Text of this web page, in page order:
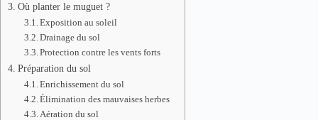
Où planter le muguet ?
Exposition au soleil
Drainage du sol
Protection contre les vents forts
Préparation du sol
Enrichissement du sol
Élimination des mauvaises herbes
Aération du sol